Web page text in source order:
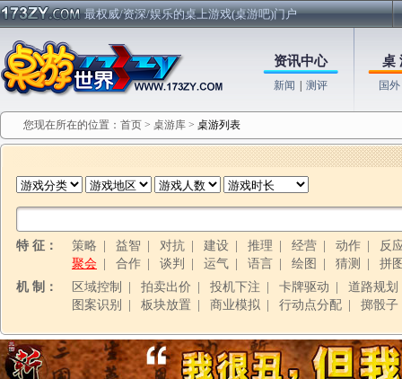
最权威/资深/娱乐的桌上游戏(桌游吧)门户
资讯中心
新闻 测评
桌
国外
您现在所在的位置： 首页 > 桌游库 > 桌游列表
特 征： 策略 益智 对抗 建设 推理 经营 动作
反
聚会
合作 谈判 运气 语言 绘图 猜测
拼
机 制：
区域控制 拍卖出价 投机下注 卡牌驱动
道路规划
图案识别
板块放置 商业模拟 行动点分配 掷骰子